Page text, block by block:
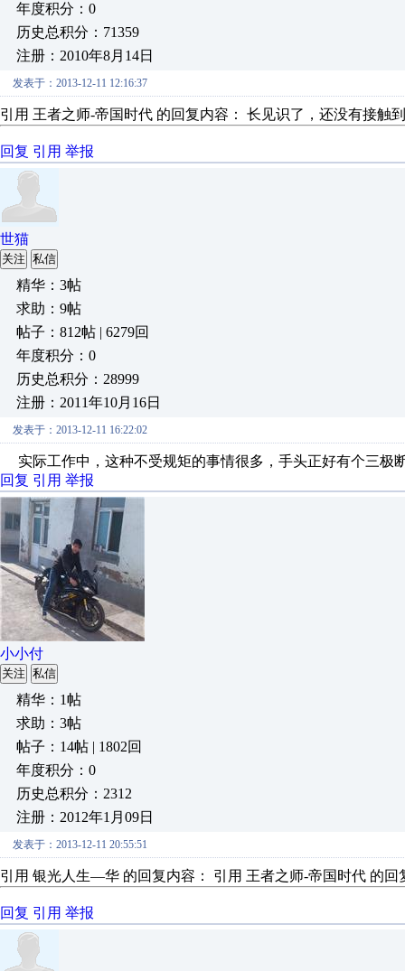
年度积分：0
历史总积分：71359
注册：2010年8月14日
发表于：2013-12-11 12:16:37
引用 王者之师-帝国时代 的回复内容： 长见识了，还没有接触
回复 引用 举报
世猫
关注 私信
精华：3帖
求助：9帖
帖子：812帖 | 6279回
年度积分：0
历史总积分：28999
注册：2011年10月16日
发表于：2013-12-11 16:22:02
实际工作中，这种不受规矩的事情很多，手头正好有个三极
回复 引用 举报
小小付
关注 私信
精华：1帖
求助：3帖
帖子：14帖 | 1802回
年度积分：0
历史总积分：2312
注册：2012年1月09日
发表于：2013-12-11 20:55:51
引用 银光人生—华 的回复内容： 引用 王者之师-帝国时代 的
回复 引用 举报